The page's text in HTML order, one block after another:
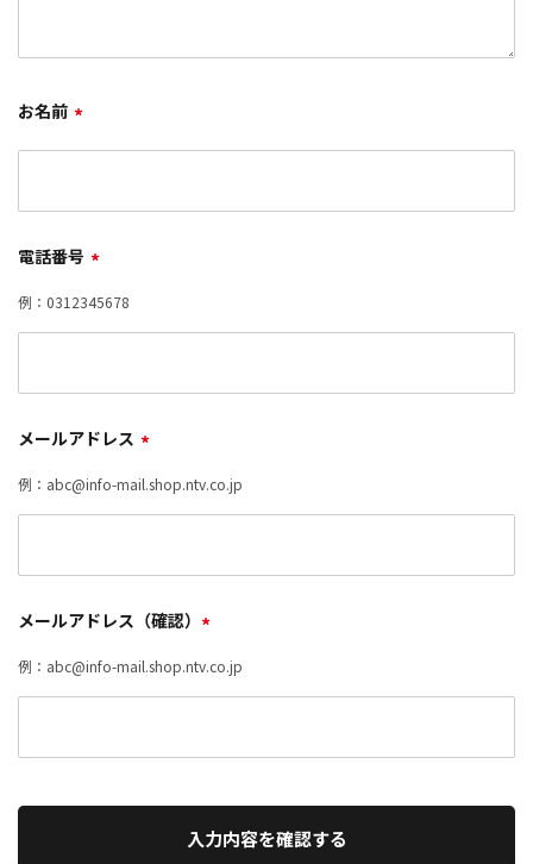
お名前 *
電話番号 *
例：0312345678
メールアドレス *
例：abc@info-mail.shop.ntv.co.jp
メールアドレス（確認） *
例：abc@info-mail.shop.ntv.co.jp
入力内容を確認する